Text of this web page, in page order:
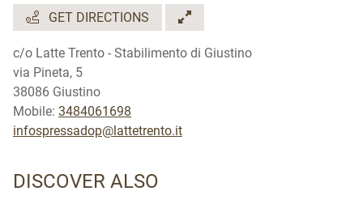
GET DIRECTIONS
c/o Latte Trento - Stabilimento di Giustino
via Pineta, 5
38086 Giustino
Mobile: 3484061698
infospressadop@lattetrento.it
DISCOVER ALSO